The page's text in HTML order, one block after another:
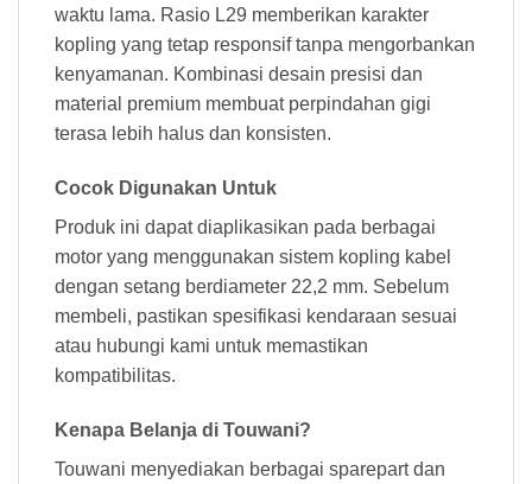
waktu lama. Rasio L29 memberikan karakter
kopling yang tetap responsif tanpa mengorbankan
kenyamanan. Kombinasi desain presisi dan
material premium membuat perpindahan gigi
terasa lebih halus dan konsisten.
Cocok Digunakan Untuk
Produk ini dapat diaplikasikan pada berbagai
motor yang menggunakan sistem kopling kabel
dengan setang berdiameter 22,2 mm. Sebelum
membeli, pastikan spesifikasi kendaraan sesuai
atau hubungi kami untuk memastikan
kompatibilitas.
Kenapa Belanja di Touwani?
Touwani menyediakan berbagai sparepart dan